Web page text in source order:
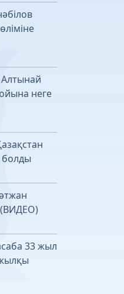
неге
болды
(ВИДЕО)
33 жыл